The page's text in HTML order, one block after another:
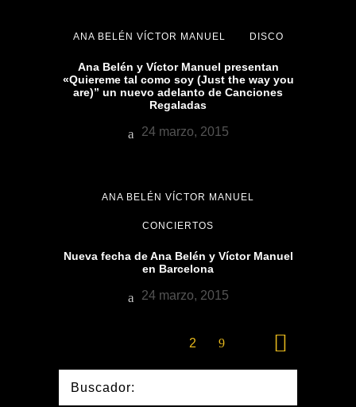
ANA BELÉN VÍCTOR MANUEL DISCO
Ana Belén y Víctor Manuel presentan
«Quiereme tal como soy (Just the way you
are)” un nuevo adelanto de Canciones
Regaladas
24 marzo, 2015
ANA BELÉN VÍCTOR MANUEL
CONCIERTOS
Nueva fecha de Ana Belén y Víctor Manuel
en Barcelona
24 marzo, 2015
2
Buscador: